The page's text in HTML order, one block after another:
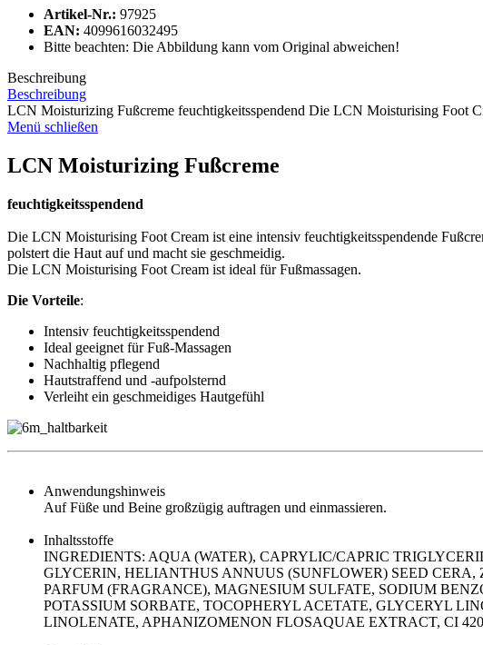
Artikel-Nr.: 97925
EAN: 4099616032495
Bitte beachten: Die Abbildung kann vom Original abweichen!
Beschreibung
Beschreibung
LCN Moisturizing Fußcreme feuchtigkeitsspendend Die LCN Moisturising Foot
Menü schließen
LCN Moisturizing Fußcreme
feuchtigkeitsspendend
Die LCN Moisturising Foot Cream ist eine intensiv feuchtigkeitsspendende
polstert die Haut auf und macht sie geschmeidig.
Die LCN Moisturising Foot Cream ist ideal für Fußmassagen.
Die Vorteile:
Intensiv feuchtigkeitsspendend
Ideal geeignet für Fuß-Massagen
Nachhaltig pflegend
Hautstraffend und -aufpolsternd
Verleiht ein geschmeidiges Hautgefühl
Anwendungshinweis
Auf Füße und Beine großzügig auftragen und einmassieren.
Inhaltsstoffe
INGREDIENTS: AQUA (WATER), CAPRYLIC/CAPRIC
GLYCERIN, HELIANTHUS ANNUUS (SUNFLOWER) SEED
PARFUM (FRAGRANCE), MAGNESIUM SULFATE, SODIUM
POTASSIUM SORBATE, TOCOPHERYL ACETATE, GLYCERYL
LINOLENATE, APHANIZOMENON FLOSAQUAE EXTRACT, CI